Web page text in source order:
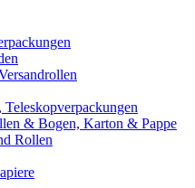
& Bogen, Karton & Pappe
Rollen